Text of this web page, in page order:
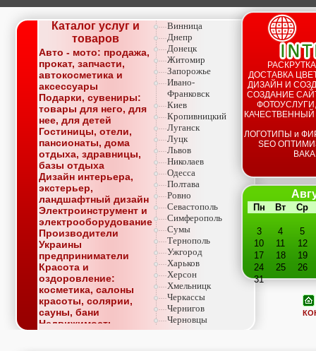
Каталог услуг и
товаров
Авто - мото: продажа,
прокат, запчасти,
автокосметика и
аксессуары
Подарки, сувениры:
товары для него, для
нее, для детей
Гостиницы, отели,
пансионаты, дома
отдыха, здравницы,
базы отдыха
Дизайн интерьера,
экстерьер,
ландшафтный дизайн
Электроинструмент и
электрооборудование
Производители
Украины
предприниматели
Красота и
оздоровление:
косметика, салоны
красоты, солярии,
сауны, бани
Недвижимость,
Винница
Днепр
Донецк
Житомир
Запорожье
Ивано-
Франковск
Киев
Кропивницкий
Луганск
Луцк
Львов
Николаев
Одесса
Полтава
Ровно
Севастополь
Симферополь
Сумы
Тернополь
Ужгород
Харьков
Херсон
Хмельницк
Черкассы
Чернигов
Черновцы
ДОСТАВКА
ДИЗАЙН И
СОЗДАНИЕ
ЛОГОТИПЫ и
SEO
Пн Вт Ср
3 4
5
10
11
12
17
18
19
24
25
26
31